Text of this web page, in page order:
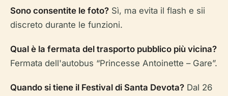
Sono consentite le foto? Sì, ma evita il flash e sii
discreto durante le funzioni.
Qual è la fermata del trasporto pubblico più vicina?
Fermata dell'autobus “Princesse Antoinette – Gare”.
Quando si tiene il Festival di Santa Devota? Dal 26